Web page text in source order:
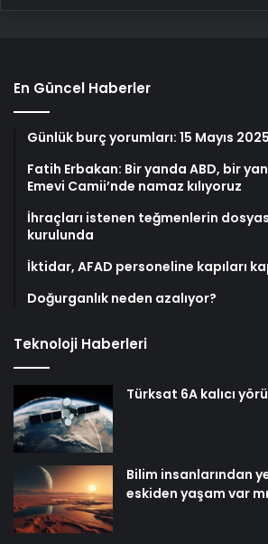
En Güncel Haberler
Günlük burç yorumları: 15 Mayıs
Fatih Erbakan: Bir yanda ABD, bir
Emevi Camii’nde namaz kılıyoruz
İhraçları istenen teğmenlerin
kurulunda
İktidar, AFAD personeline kapıları
Doğurganlık neden azalıyor?
Teknoloji Haberleri
Türksat 6A kalıcı
Bilim insanlarından
eskiden yaşam var